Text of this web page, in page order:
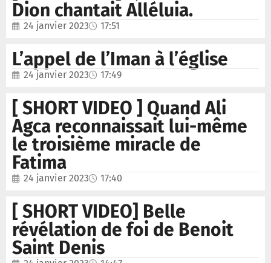
Dion chantait Alléluia.
24 janvier 2023 17:51
L’appel de l’Iman à l’église
24 janvier 2023 17:49
[ SHORT VIDEO ] Quand Ali
Agca reconnaissait lui-même
le troisième miracle de
Fatima
24 janvier 2023 17:40
[ SHORT VIDEO] Belle
révélation de foi de Benoit
Saint Denis